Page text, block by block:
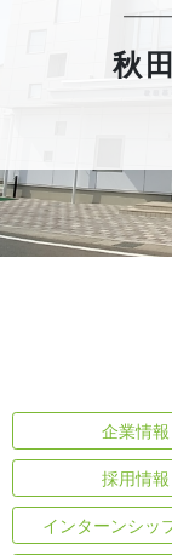
秋
企業情報
採用情報
インターンシッ